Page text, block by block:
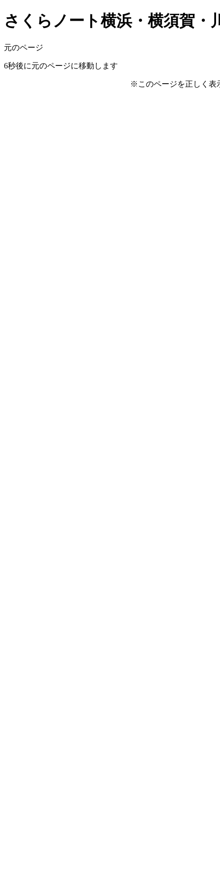
さくらノート横浜・横須賀・
元のページ
6秒後に元のページに移動します
※このページを正しく表